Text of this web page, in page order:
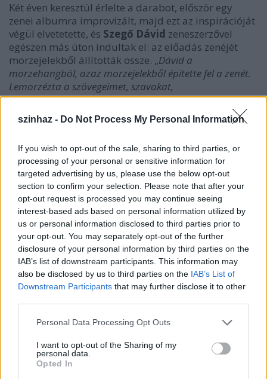
szinhaz - Do Not Process My Personal Information
If you wish to opt-out of the sale, sharing to third parties, or
processing of your personal or sensitive information for
targeted advertising by us, please use the below opt-out
section to confirm your selection. Please note that after your
opt-out request is processed you may continue seeing
interest-based ads based on personal information utilized by
us or personal information disclosed to third parties prior to
your opt-out. You may separately opt-out of the further
disclosure of your personal information by third parties on the
IAB’s list of downstream participants. This information may
also be disclosed by us to third parties on the IAB’s List of
Downstream Participants that may further disclose it to other
Please note that this website/app uses one or more Google
not limited to your visit or usage behaviour. You may click to
grant or deny consent to Google and its third-party tags to
use your data for below specified purposes in below Google
Personal Data Processing Opt Outs
I want to opt-out of the Sharing of my
personal data.
Opted In
Két éven keresztül érlelte a darabot, először egy
zenei albumra improvizált, majd ezt az inspirációját
végül elvetetette, és Szegő Dávid zeneszerzővel
egészen más úton indultak el: az előadás zenéjét
morzejelekből állították össze. „Dávid a
morzehangból, azaz morzejelekből építette fel a zenét.
Lemorzézta a szövegeimet, szavakat,
táncmozdulatokat, így ha valaki értené a morzejeleket,
akkor verbálisan is érthetné a zenét. A zene és a
koreográfia között egy beszélgetés zajlik, minden percre
interjúban .
Erre jött rá a fény, aminek szintén nagyon pontosan
megvannak a maga váltásai. A játszótér maga egy
háromszög: ez a repülőpálya, amelyen létezem. A
próbák során először a természetes fény, a nap sugarai
jelölték ki ezt nekem” – fűzi hozzá a táncos-
koreográfus.
A kortárstánc nem sok emberhez jut el – erről is
beszéltGóbi Rita. „Gondolom, hogy ezt a darabot
sem egyszerű befogadni, egy embert negyven percen
keresztül nézni. Nehéz koncentrálni, ez kihívás, ami sok
nézőt elriaszthat” – fogalmaz.